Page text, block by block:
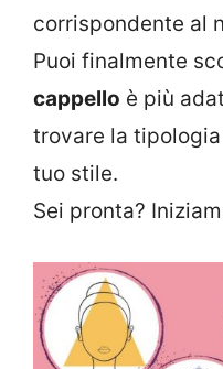
corrispondente al
Puoi finalmente
cappello è più
trovare la
tuo stile.
Sei pronta?